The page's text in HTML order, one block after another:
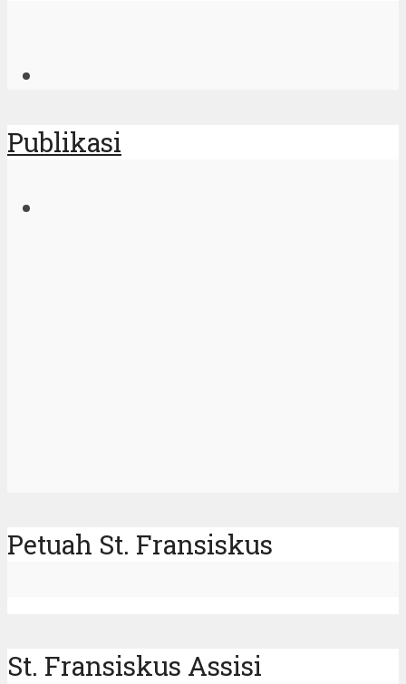
Publikasi
Petuah St. Fransiskus
St. Fransiskus Assisi